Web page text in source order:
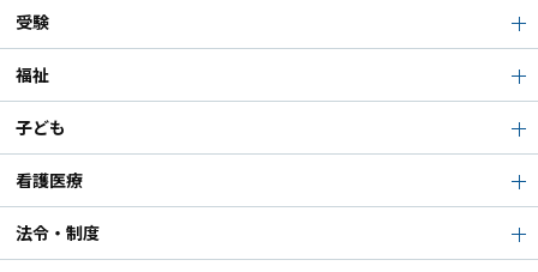
受験
福祉
子ども
看護医療
法令・制度